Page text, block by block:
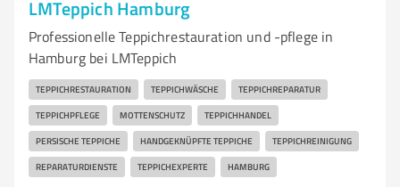
LMTeppich Hamburg
Professionelle Teppichrestauration und -pflege in
Hamburg bei LMTeppich
TEPPICHRESTAURATION TEPPICHWÄSCHE TEPPICHREPARATUR
TEPPICHPFLEGE MOTTENSCHUTZ TEPPICHHANDEL
PERSISCHE TEPPICHE HANDGEKNÜPFTE TEPPICHE TEPPICHREINIGUNG
REPARATURDIENSTE TEPPICHEXPERTE HAMBURG